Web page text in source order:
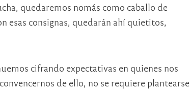
quedaremos nomás como caballo de
esas consignas, quedarán ahí quietitos,
cifrando expectativas en quienes nos
de ello, no se requiere plantearse